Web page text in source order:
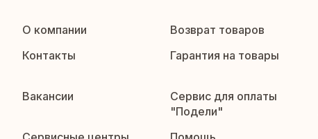
О компании Возврат товаров
Контакты
Гарантия на товары
Вакансии
Сервис для оплаты
"Подели"